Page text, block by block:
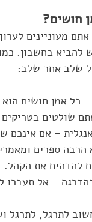
חושים?
מעוניינים
בחשבון.
שלב אחר שלב:
כל אמן חושים
שולטים
– אם אינכם
ספרים
להדהים את הקהל.
– אל
לתרגל, לתרגל